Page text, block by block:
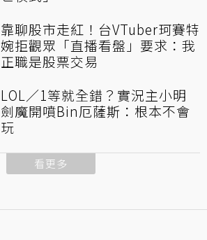
靠聊股市走紅！台VTuber珂賽特
婉拒觀眾「直播看盤」要求：我
正職是股票交易
LOL／1等就全錯？實況主小明
劍魔開噴Bin厄薩斯：根本不會
玩
看更多